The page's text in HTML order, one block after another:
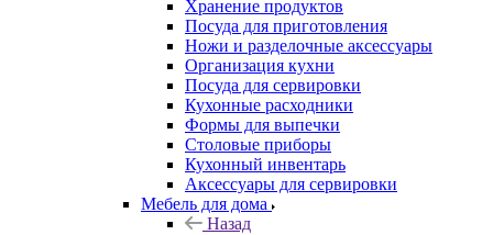
Хранение продуктов
Посуда для приготовления
Ножи и разделочные аксессуары
Организация кухни
Посуда для сервировки
Кухонные расходники
Формы для выпечки
Столовые приборы
Кухонный инвентарь
Аксессуары для сервировки
Мебель для дома
Назад